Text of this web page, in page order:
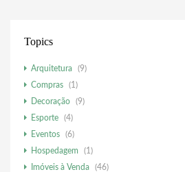
Topics
Arquitetura
(9)
Compras
(1)
Decoração
(9)
Esporte
(4)
Eventos
(6)
Hospedagem
(1)
Imóveis à Venda
(46)